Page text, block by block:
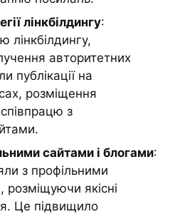
лінкбілдингу:
лінкбілдингу,
авторитетних
публікації на
розміщення
співпрацю з
сайтами і блогами:
з профільними
розміщуючи якісні
Це підвищило